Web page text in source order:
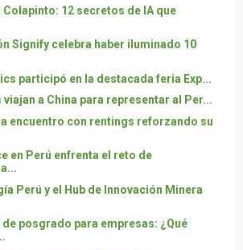
Colapinto: 12 secretos de IA que
Signify celebra haber iluminado 10
participó en la destacada feria Exp...
viajan a China para representar al Per...
encuentro con rentings reforzando su
en Perú enfrenta el reto de
Perú y el Hub de Innovación Minera
posgrado para empresas: ¿Qué